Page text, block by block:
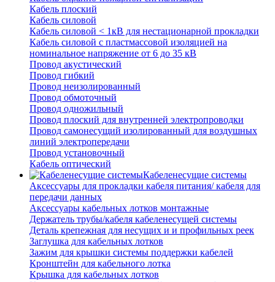
Кабель плоский
Кабель силовой
Кабель силовой < 1кВ для нестационарной прокладки
Кабель силовой с пластмассовой изоляцией на
номинальное напряжение от 6 до 35 кВ
Провод акустический
Провод гибкий
Провод неизолированный
Провод обмоточный
Провод одножильный
Провод плоский для внутренней электропроводки
Провод самонесущий изолированный для воздушных
линий электропередачи
Провод установочный
Кабель оптический
Кабеленесущие системы
Аксессуары для прокладки кабеля питания/ кабеля для
передачи данных
Аксессуары кабельных лотков монтажные
Держатель трубы/кабеля кабеленесущей системы
Деталь крепежная для несущих и и профильных реек
Заглушка для кабельных лотков
Зажим для крышки системы поддержки кабелей
Кронштейн для кабельного лотка
Крышка для кабельных лотков